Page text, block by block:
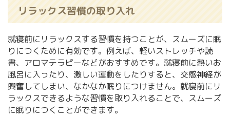
リラックス習慣の取り入れ
就寝前にリラックスする習慣を持つことが、スムーズに眠
りにつくために有効です。例えば、軽いストレッチや読
書、アロマテラピーなどがおすすめです。就寝前に熱いお
風呂に入ったり、激しい運動をしたりすると、交感神経が
興奮してしまい、なかなか眠りにつけません。就寝前にリ
ラックスできるような習慣を取り入れることで、スムーズ
に眠りにつくことができます。